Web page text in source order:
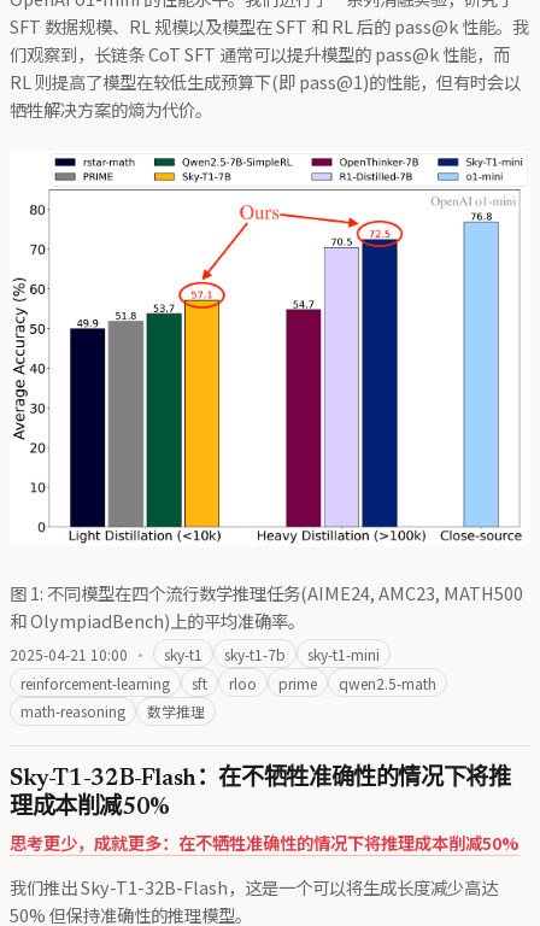
SFT 数据规模、RL 规模以及模型在 SFT 和 RL 后的 pass@k 性能。我
们观察到，长链条 CoT SFT 通常可以提升模型的 pass@k 性能，而
RL 则提高了模型在较低生成预算下(即 pass@1)的性能，但有时会以
牺牲解决方案的熵为代价。
图 1: 不同模型在四个流行数学推理任务(AIME24, AMC23, MATH500
和 OlympiadBench)上的平均准确率。
2025-04-21 10:00 · sky-t1 sky-t1-7b
sky-t1-mini
reinforcement-learning
sft rloo prime
qwen2.5-math
math-reasoning
数学推理
Sky-T1-32B-Flash：在不牺牲准确性的情况下将推
理成本削减50%
思考更少，成就更多：在不牺牲准确性的情况下将推理成本削减50%
我们推出 Sky-T1-32B-Flash，这是一个可以将生成长度减少高达
50% 但保持准确性的推理模型。